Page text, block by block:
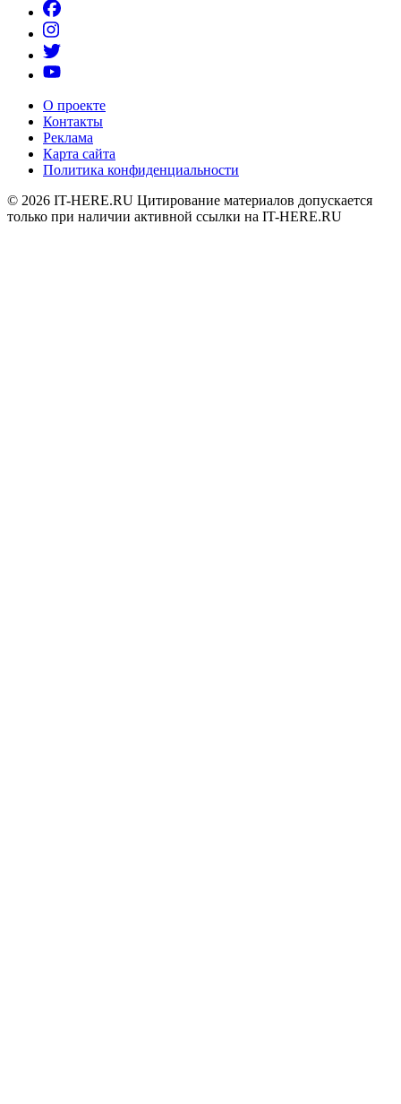
О проекте
Контакты
Реклама
Карта сайта
Политика конфиденциальности
© 2026 IT-HERE.RU Цитирование материалов допускается
только при наличии активной ссылки на IT-HERE.RU